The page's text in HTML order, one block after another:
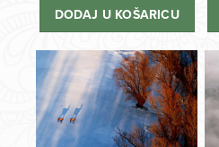
DODAJ U KOŠARICU